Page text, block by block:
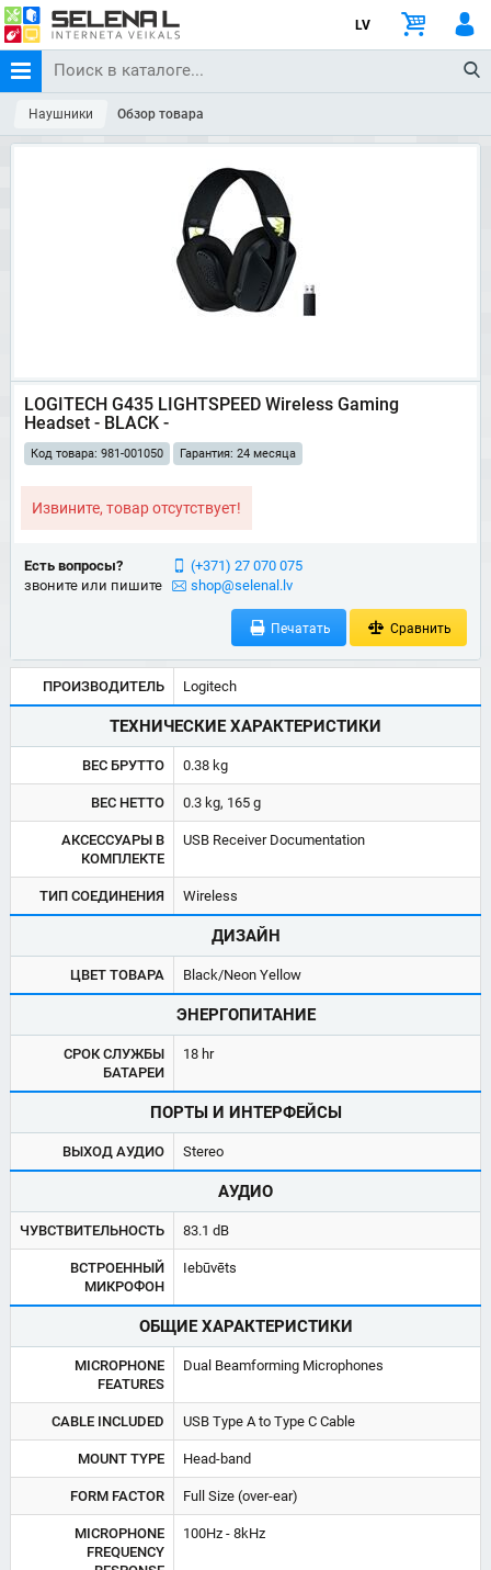
LV
Наушники Обзор товара
LOGITECH G435 LIGHTSPEED Wireless Gaming
Headset - BLACK -
Код товара: 981-001050 Гарантия: 24 месяца
Извините, товар отсутствует!
Есть вопросы?
звоните или пишите
(+371) 27 070 075
shop@selenal.lv
Печатать Сравнить
ПРОИЗВОДИТЕЛЬ Logitech
ТЕХНИЧЕСКИЕ ХАРАКТЕРИСТИКИ
ВЕС БРУТТО 0.38 kg
ВЕС НЕТТО 0.3 kg, 165 g
АКСЕССУАРЫ В
КОМПЛЕКТЕ
USB Receiver Documentation
ТИП СОЕДИНЕНИЯ Wireless
ДИЗАЙН
ЦВЕТ ТОВАРА Black/Neon Yellow
ЭНЕРГОПИТАНИЕ
СРОК СЛУЖБЫ
БАТАРЕИ
18 hr
ПОРТЫ И ИНТЕРФЕЙСЫ
ВЫХОД АУДИО Stereo
АУДИО
ЧУВСТВИТЕЛЬНОСТЬ 83.1 dB
ВСТРОЕННЫЙ
МИКРОФОН
Iebūvēts
ОБЩИЕ ХАРАКТЕРИСТИКИ
MICROPHONE
FEATURES
Dual Beamforming Microphones
CABLE INCLUDED USB Type A to Type C Cable
MOUNT TYPE Head-band
FORM FACTOR Full Size (over-ear)
MICROPHONE
FREQUENCY
100Hz - 8kHz